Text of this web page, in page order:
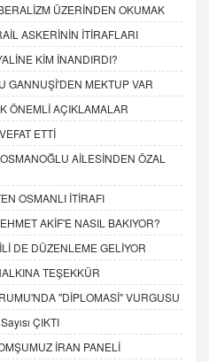
ÜZERİNDEN OKUMAK
ASKERİNİN İTİRAFLARI
KİM İNANDIRDI?
GANNUŞİ'DEN MEKTUP VAR
ÖNEMLİ AÇIKLAMALAR
ETTİ
AİLESİNDEN ÖZAL
OSMANLI İTİRAFI
AKİF'E NASIL BAKIYOR?
DE DÜZENLEME GELİYOR
TEŞEKKÜR
"DİPLOMASİ" VURGUSU
ÇIKTI
İRAN PANELİ